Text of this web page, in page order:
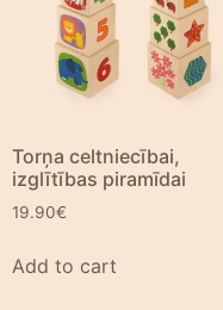
Torņa celtniecībai,
izglītības piramīdai
19.90€
Add to cart